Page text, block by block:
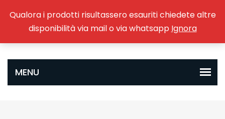
Qualora i prodotti risultassero esauriti chiedete altre
disponibilità via mail o via whatsapp Ignora